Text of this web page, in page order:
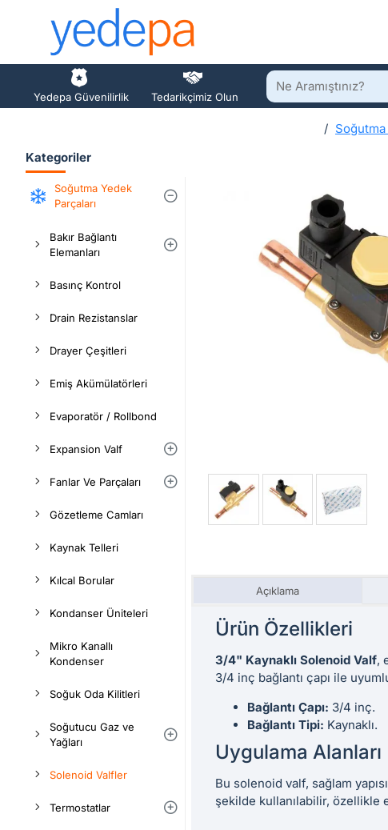
Yedepa Güvenilirlik Tedarikçimiz Olun
Ne
Aramıştınız?
e
Soğutma
Kategoriler
Soğutma Yedek
Parçaları
Bakır Bağlantı
Elemanları
Basınç Kontrol
Drain Rezistanslar
Drayer Çeşitleri
Emiş Akümülatörleri
Evaporatör / Rollbond
Expansion Valf
Fanlar Ve Parçaları
Gözetleme Camları
Kaynak Telleri
Kılcal Borular
Kondanser Üniteleri
Mikro Kanallı
Kondenser
Soğuk Oda Kilitleri
Soğutucu Gaz ve
Yağları
Solenoid Valfler
Termostatlar
Açıklama
Ürün Özellikleri
3/4" Kaynaklı Solenoid Valf,
3/4 inç bağlantı çapı ile
Bağlantı Çapı: 3/4 inç.
Bağlantı Tipi: Kaynaklı.
Uygulama Alanları
Bu solenoid valf, sağlam
şekilde kullanılabilir,